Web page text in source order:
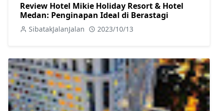
Review Hotel Mikie Holiday Resort & Hotel
Medan: Penginapan Ideal di Berastagi
SibatakJalanJalan 2023/10/13